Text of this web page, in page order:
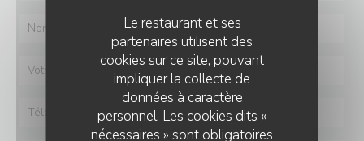
Le restaurant et ses
partenaires utilisent des
cookies sur ce site, pouvant
impliquer la collecte de
données à caractère
personnel. Les cookies dits «
nécessaires » sont obligatoires